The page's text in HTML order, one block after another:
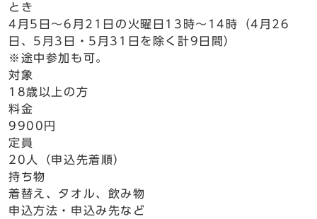
とき
4月5日～6月21日の火曜日13時～14時（4月26
日、5月3日・5月31日を除く計9日間）
※途中参加も可。
対象
18歳以上の方
料金
9900円
定員
20人（申込先着順）
持ち物
着替え、タオル、飲み物
申込方法・申込み先など